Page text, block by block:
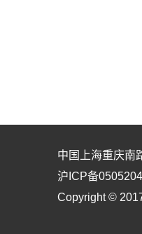
中国上海重庆
沪ICP备
Copyright ©